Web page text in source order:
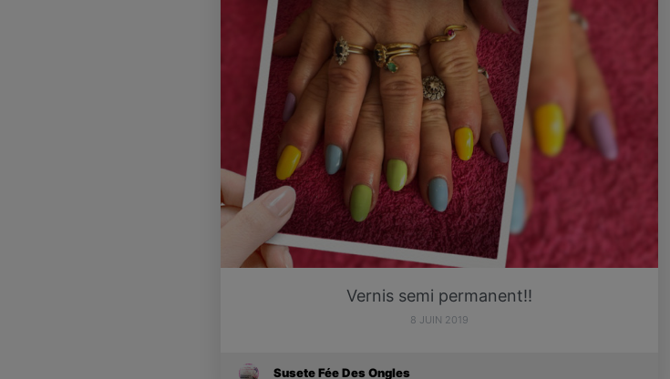
Vernis semi permanent!!
8 JUIN 2019
Susete Fée Des Ongles